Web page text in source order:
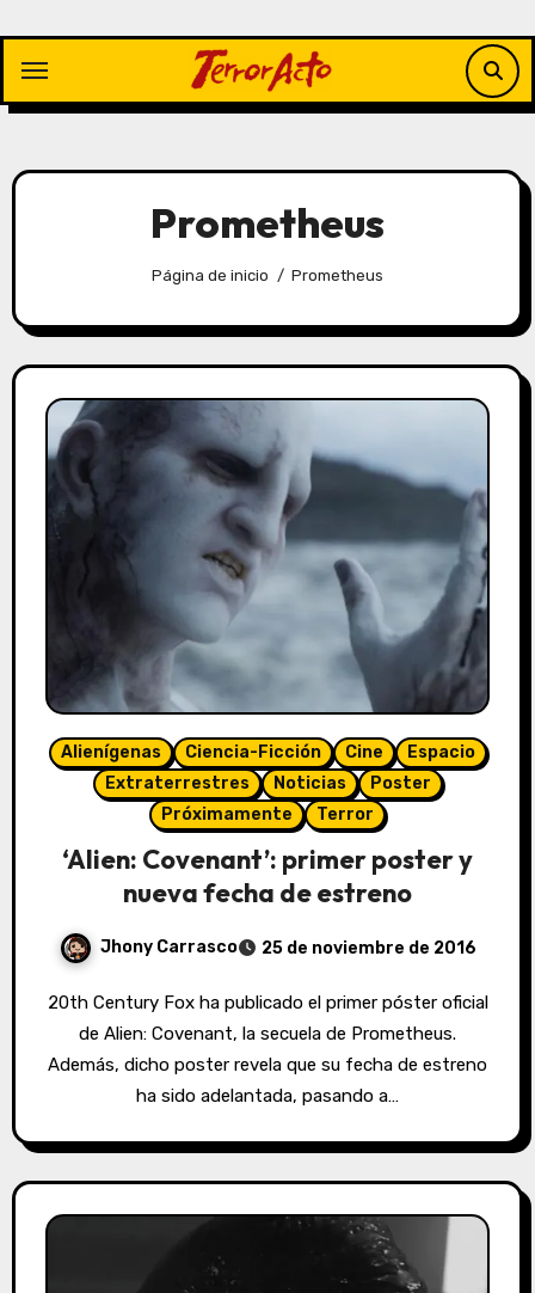
contenido
Prometheus
Página de inicio Prometheus
Alienígenas Ciencia-Ficción Cine
Espacio
Extraterrestres
Noticias
Poster
Próximamente
Terror
‘Alien: Covenant’: primer poster y
nueva fecha de estreno
Jhony Carrasco 25 de noviembre de 2016
20th Century Fox ha publicado el primer póster oficial
de Alien: Covenant, la secuela de Prometheus.
Además, dicho poster revela que su fecha de estreno
ha sido adelantada, pasando a…